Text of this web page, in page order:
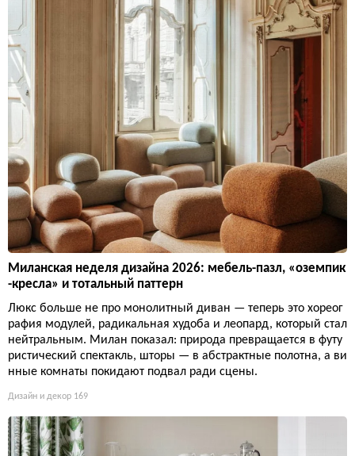
Миланская неделя дизайна 2026: мебель-пазл, «оземпик
-кресла» и тотальный паттерн
Люкс больше не про монолитный диван — теперь это хореог
рафия модулей, радикальная худоба и леопард, который стал
нейтральным. Милан показал: природа превращается в футу
ристический спектакль, шторы — в абстрактные полотна, а ви
нные комнаты покидают подвал ради сцены.
Дизайн и декор 169